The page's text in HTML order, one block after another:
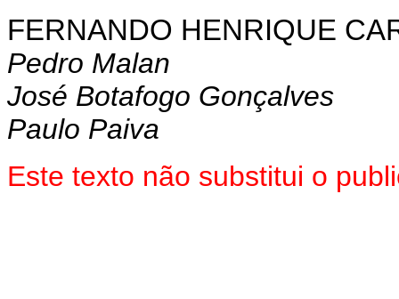
FERNANDO HENRIQUE
Pedro Malan
José Botafogo Gonçalves
Paulo Paiva
Este texto não substitui o